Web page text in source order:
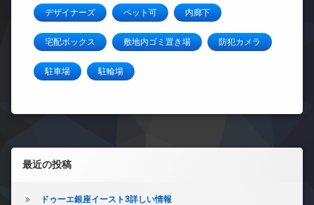
デザイナーズ ペット可 内廊下
宅配ボックス 敷地内ゴミ置き場 防犯カメラ
駐車場 駐輪場
左サイドバー
最近の投稿
ドゥーエ銀座イースト3詳しい情報